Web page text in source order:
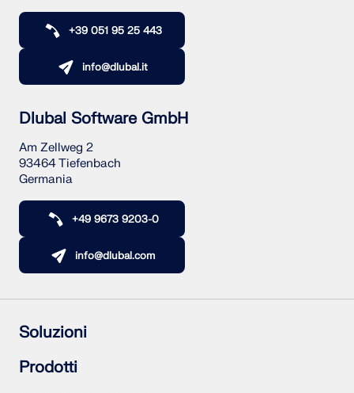
+39 051 95 25 443
info@dlubal.it
Dlubal Software GmbH
Am Zellweg 2
93464 Tiefenbach
Germania
+49 9673 9203-0
info@dlubal.com
Soluzioni
Struttura in calcestruzzo armato
Strutture in acciaio
Prodotti